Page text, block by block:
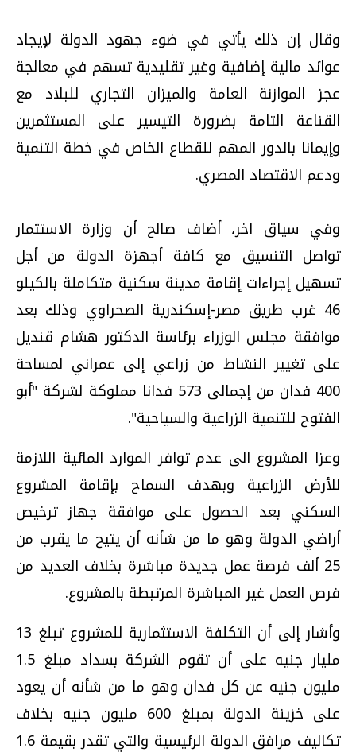
وقال إن ذلك يأتي في ضوء جهود الدولة لإيجاد
عوائد مالية إضافية وغير تقليدية تسهم في معالجة
عجز الموازنة العامة والميزان التجاري للبلاد مع
القناعة التامة بضرورة التيسير على المستثمرين
وإيمانا بالدور المهم للقطاع الخاص في خطة التنمية
ودعم الاقتصاد المصري.
وفي سياق اخر، أضاف صالح أن وزارة الاستثمار
تواصل التنسيق مع كافة أجهزة الدولة من أجل
تسهيل إجراءات إقامة مدينة سكنية متكاملة بالكيلو
46 غرب طريق مصر-إسكندرية الصحراوي وذلك بعد
موافقة مجلس الوزراء برئاسة الدكتور هشام قنديل
على تغيير النشاط من زراعي إلى عمراني لمساحة
400 فدان من إجمالى 573 فدانا مملوكة لشركة "أبو
الفتوح للتنمية الزراعية والسياحية".
وعزا المشروع الى عدم توافر الموارد المائية اللازمة
للأرض الزراعية وبهدف السماح بإقامة المشروع
السكني بعد الحصول على موافقة جهاز ترخيص
أراضي الدولة وهو ما من شأنه أن يتيح ما يقرب من
25 ألف فرصة عمل جديدة مباشرة بخلاف العديد من
فرص العمل غير المباشرة المرتبطة بالمشروع.
وأشار إلى أن التكلفة الاستثمارية للمشروع تبلغ 13
مليار جنيه على أن تقوم الشركة بسداد مبلغ 1.5
مليون جنيه عن كل فدان وهو ما من شأنه أن يعود
على خزينة الدولة بمبلغ 600 مليون جنيه بخلاف
تكاليف مرافق الدولة الرئيسية والتي تقدر بقيمة 1.6